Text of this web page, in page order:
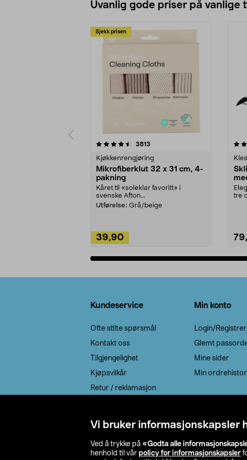
Vi bruker informasjonskapsler
Ved å trykke på «Godta alle
henhold til vår policy for informasjonskapsler
Uvanlig gode priser på vanlige
Sjekk prisen
3813
Kjøkkenrengjøring
Mikrofiberklut 32 x 31 cm, 4-
pakning
Kåret til «soleklar favoritt» i
svenske Afton...
Utførelse: Grå/beige
39,90
4.5av 5 stjerner
tre
Kundeservice
Ofte stilte spørsmål
Kontakt oss
Tilgjengelighet
Kjøpsvilkår
Retur / reklamasjon
Min konto
Login/Registrer
Glemt
Mine sider
Min